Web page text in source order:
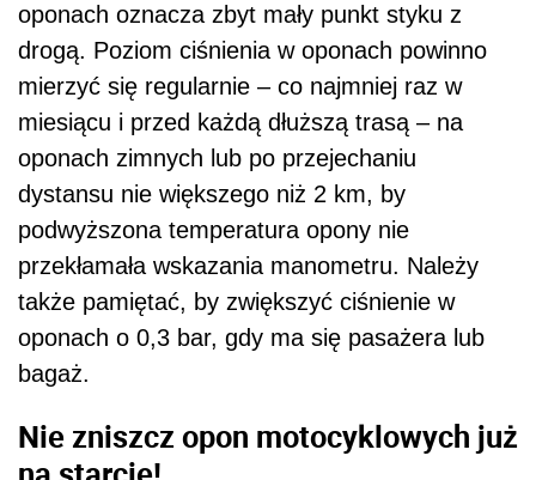
oponach oznacza zbyt mały punkt styku z
drogą. Poziom ciśnienia w oponach powinno
mierzyć się regularnie – co najmniej raz w
miesiącu i przed każdą dłuższą trasą – na
oponach zimnych lub po przejechaniu
dystansu nie większego niż 2 km, by
podwyższona temperatura opony nie
przekłamała wskazania manometru. Należy
także pamiętać, by zwiększyć ciśnienie w
oponach o 0,3 bar, gdy ma się pasażera lub
bagaż.
Nie zniszcz opon motocyklowych już